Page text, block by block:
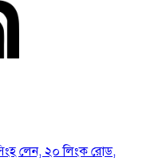
লেন, ২০ লিংক রোড,